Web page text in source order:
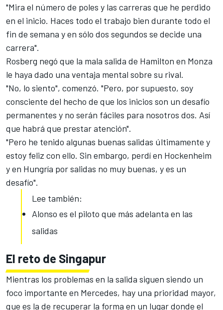
"Mira el número de poles y las carreras que he perdido
en el inicio. Haces todo el trabajo bien durante todo el
fin de semana y en sólo dos segundos se decide una
carrera".
Rosberg negó que la mala salida de Hamilton en Monza
le haya dado una ventaja mental sobre su rival.
"No, lo siento", comenzó. "Pero, por supuesto, soy
consciente del hecho de que los inicios son un desafío
permanentes y no serán fáciles para nosotros dos. Así
que habrá que prestar atención".
"Pero he tenido algunas buenas salidas últimamente y
estoy feliz con ello. Sin embargo, perdí en Hockenheim
y en Hungría por salidas no muy buenas, y es un
desafío".
Lee también:
Alonso es el piloto que más adelanta en las
salidas
El reto de Singapur
Mientras los problemas en la salida siguen siendo un
foco importante en Mercedes, hay una prioridad mayor,
que es la de recuperar la forma en un lugar donde el